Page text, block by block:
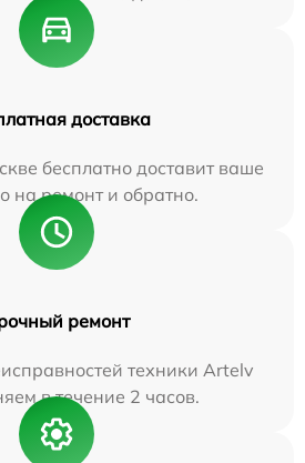
доставка
бесплатно доставит ваше
на ремонт и обратно.
ремонт
техники Artelv
в течение 2 часов.